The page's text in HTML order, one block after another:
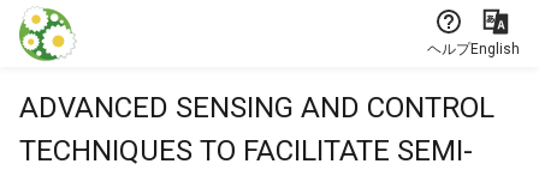
本文に飛ぶ
ヘルプEnglish
ADVANCED SENSING AND CONTROL
TECHNIQUES TO FACILITATE SEMI-